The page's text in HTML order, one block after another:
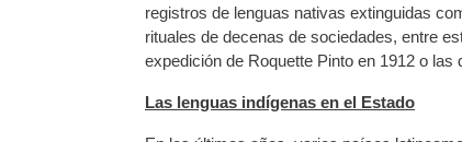
registros de lenguas nativas extinguidas
rituales de decenas de sociedades, entre
expedición de Roquette Pinto en 1912 o
Las lenguas indígenas en el Estado